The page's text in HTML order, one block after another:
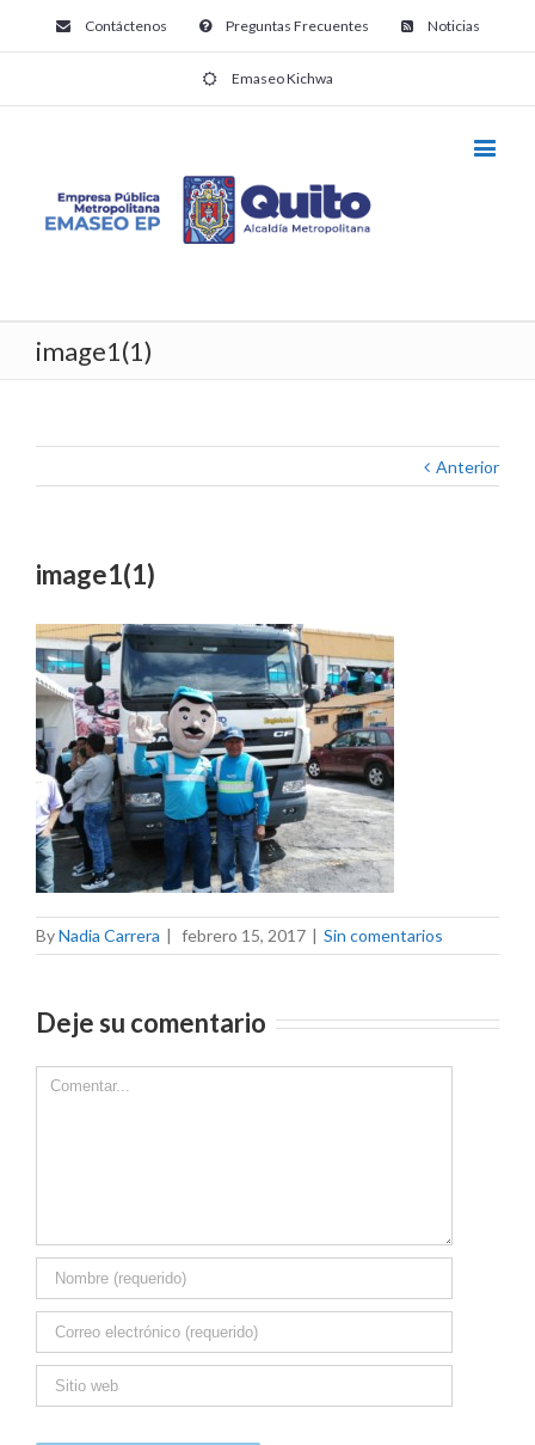
Contáctenos Preguntas Frecuentes Noticias
Emaseo Kichwa
image1(1)
Anterior
image1(1)
ByNadia Carrera | febrero 15, 2017 | Sin comentarios
Deje su comentario
Comment